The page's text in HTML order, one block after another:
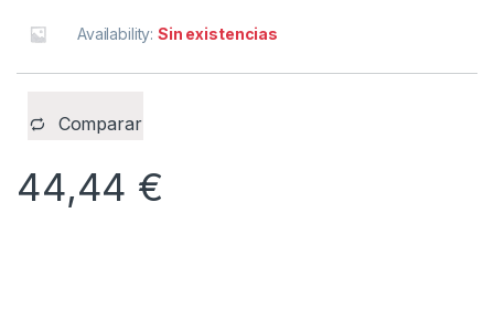
Availability:Sin existencias
Comparar
44,44 €